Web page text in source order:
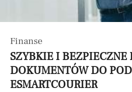
Finanse
SZYBKIE I BEZPIECZNE
DOKUMENTÓW DO
ESMARTCOURIER